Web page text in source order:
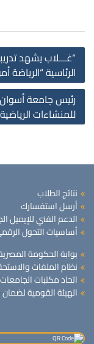
“غـــلاب يشهد
الرئاسية
رئيس جامعة
للمنشاءات
نتائج الطلاب
أرسل استفسارك
الدعم الفني للإيميل
أساسيات التحول
بوابة الحكومة
نظام الملفات
اتحاد مكتبات
الهيئة القومية